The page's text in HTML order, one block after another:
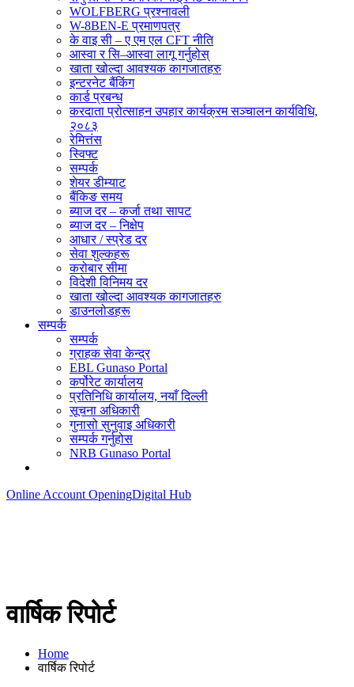
WOLFBERG प्रश्नावली
W-8BEN-E प्रमाणपत्र
के वाइ सी – ए एम एल CFT नीति
आस्वा र सि–आस्वा लागू गर्नुहोस्
खाता खोल्दा आवश्यक कागजातहरु
इन्टरनेट बैंकिंग
कार्ड प्रबन्ध
करदाता प्रोत्साहन उपहार कार्यक्रम सञ्चालन कार्यविधि,
२०८३
रेमित्तंस
स्विफ्ट
सम्पर्क
शेयर डीम्याट
बैंकिङ समय
ब्याज दर – कर्जा तथा सापट
ब्याज दर – निक्षेप
आधार / स्प्रेड दर
सेवा शुल्कहरू
करोबार सीमा
विदेशी विनिमय दर
खाता खोल्दा आवश्यक कागजातहरु
डाउनलोडहरू
सम्पर्क
सम्पर्क
ग्राहक सेवा केन्द्र
EBL Gunaso Portal
कर्पोरेट कार्यालय
प्रतिनिधि कार्यालय, नयाँ दिल्ली
सूचना अधिकारी
गुनासो सुनुवाइ अधिकारी
सम्पर्क गर्नुहोस
NRB Gunaso Portal
Online Account OpeningDigital Hub
वार्षिक रिपोर्ट
Home
वार्षिक रिपोर्ट